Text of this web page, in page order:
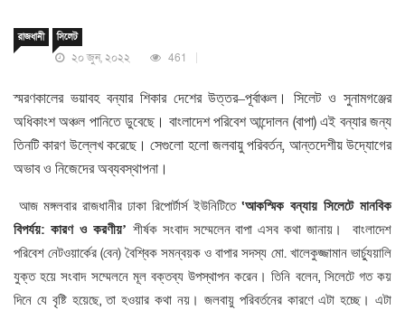
রাজধানী সিলেট
২০ জুন, ২০২২ 461
স্মরণকালের ভয়াবহ বন্যার শিকার দেশের উত্তর–পূর্বাঞ্চল। সিলেট ও সুনামগঞ্জের
অধিকাংশ অঞ্চল পানিতে ডুবেছে। বাংলাদেশ পরিবেশ আন্দোলন (বাপা)এই বন্যার জন্য
তিনটি কারণ উল্লেখ করেছে। সেগুলো হলো জলবায়ু পরিবর্তন, আন্তদেশীয় উদ্যোগের
অভাব ও নিজেদের অব্যবস্থাপনা।
আজ মঙ্গলবার রাজধানীর ঢাকা রিপোর্টার্স ইউনিটিতে ‘আকস্মিক বন্যায় সিলেটে মানবিক
বিপর্যয়: কারণ ও করণীয়’ শীর্ষক সংবাদ সম্মেলেন বাপা এসব কথা জানায়।
বাংলাদেশ
পরিবেশ নেটওয়ার্কের (বেন)বৈশ্বিক সমন্বয়ক ও বাপার সদস্য মো. খালেকুজ্জামান ভার্চ্যুয়ালি
যুক্ত হয়ে সংবাদ সম্মেলনে মূল বক্তব্য উপস্থাপন করেন। তিনি বলেন, সিলেটে গত কয়
দিনে যে বৃষ্টি হয়েছে,তা হওয়ার কথা নয়। জলবায়ু পরিবর্তনের কারণে এটা হচ্ছে। এটা